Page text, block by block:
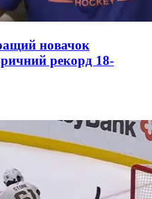
новачок
рекорд 18-